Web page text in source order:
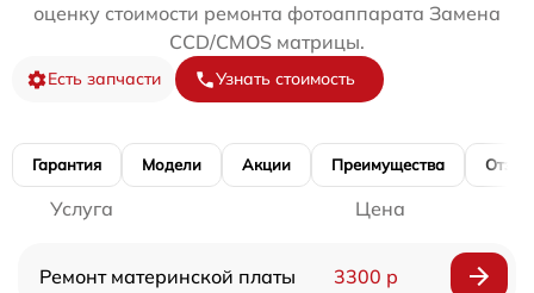
оценку стоимости ремонта фотоаппарата Замена
CCD/CMOS матрицы.
Есть запчасти Узнать стоимость
Гарантия Модели Акции Преимущества
Услуга Цена
Ремонт материнской платы 3300 р